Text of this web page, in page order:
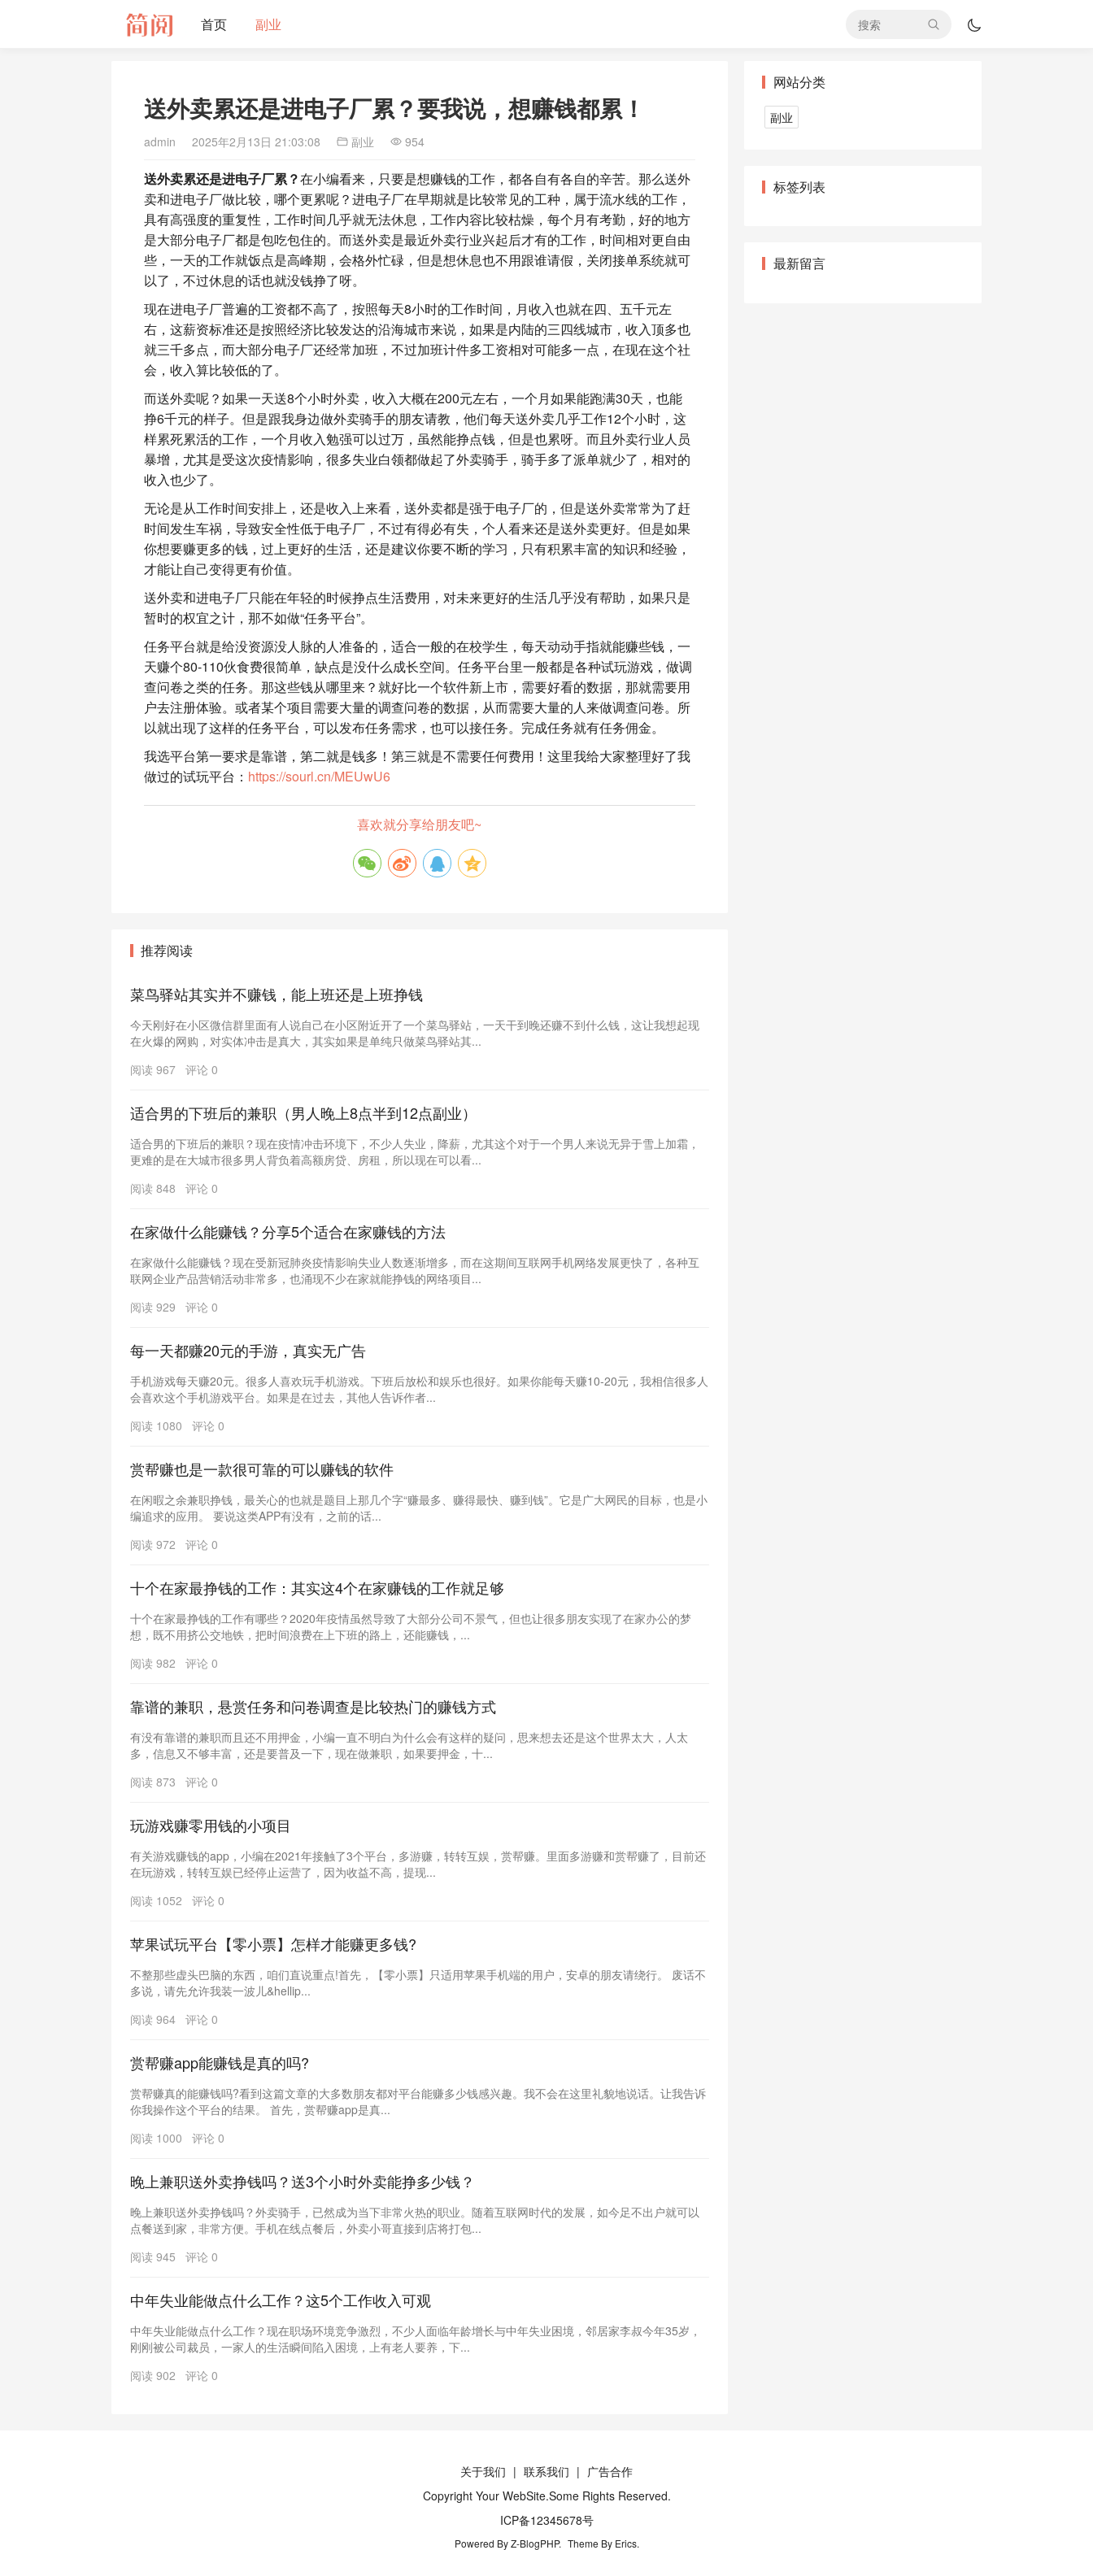
首页 副业
送外卖累还是进电子厂累？要我说，想赚钱都累！
admin 2025年2月13日 21:03:08 副业 954
送外卖累还是进电子厂累？在小编看来，只要是想赚钱的工作，都各自有各自的辛苦。那么送外
卖和进电子厂做比较，哪个更累呢？进电子厂在早期就是比较常见的工种，属于流水线的工作，
具有高强度的重复性，工作时间几乎就无法休息，工作内容比较枯燥，每个月有考勤，好的地方
是大部分电子厂都是包吃包住的。而送外卖是最近外卖行业兴起后才有的工作，时间相对更自由
些，一天的工作就饭点是高峰期，会格外忙碌，但是想休息也不用跟谁请假，关闭接单系统就可
以了，不过休息的话也就没钱挣了呀。
现在进电子厂普遍的工资都不高了，按照每天8小时的工作时间，月收入也就在四、五千元左
右，这薪资标准还是按照经济比较发达的沿海城市来说，如果是内陆的三四线城市，收入顶多也
就三千多点，而大部分电子厂还经常加班，不过加班计件多工资相对可能多一点，在现在这个社
会，收入算比较低的了。
而送外卖呢？如果一天送8个小时外卖，收入大概在200元左右，一个月如果能跑满30天，也能
挣6千元的样子。但是跟我身边做外卖骑手的朋友请教，他们每天送外卖几乎工作12个小时，这
样累死累活的工作，一个月收入勉强可以过万，虽然能挣点钱，但是也累呀。而且外卖行业人员
暴增，尤其是受这次疫情影响，很多失业白领都做起了外卖骑手，骑手多了派单就少了，相对的
收入也少了。
无论是从工作时间安排上，还是收入上来看，送外卖都是强于电子厂的，但是送外卖常常为了赶
时间发生车祸，导致安全性低于电子厂，不过有得必有失，个人看来还是送外卖更好。但是如果
你想要赚更多的钱，过上更好的生活，还是建议你要不断的学习，只有积累丰富的知识和经验，
才能让自己变得更有价值。
送外卖和进电子厂只能在年轻的时候挣点生活费用，对未来更好的生活几乎没有帮助，如果只是
暂时的权宜之计，那不如做“任务平台”。
任务平台就是给没资源没人脉的人准备的，适合一般的在校学生，每天动动手指就能赚些钱，一
天赚个80-110伙食费很简单，缺点是没什么成长空间。任务平台里一般都是各种试玩游戏，做调
查问卷之类的任务。那这些钱从哪里来？就好比一个软件新上市，需要好看的数据，那就需要用
户去注册体验。或者某个项目需要大量的调查问卷的数据，从而需要大量的人来做调查问卷。所
以就出现了这样的任务平台，可以发布任务需求，也可以接任务。完成任务就有任务佣金。
我选平台第一要求是靠谱，第二就是钱多！第三就是不需要任何费用！这里我给大家整理好了我
做过的试玩平台： https://sourl.cn/MEUwU6
喜欢就分享给朋友吧~
推荐阅读
菜鸟驿站其实并不赚钱，能上班还是上班挣钱
今天刚好在小区微信群里面有人说自己在小区附近开了一个菜鸟驿站，一天干到晚还赚不到什么钱，这让我想起现
在火爆的网购，对实体冲击是真大，其实如果是单纯只做菜鸟驿站其...
阅读 967 评论 0
适合男的下班后的兼职（男人晚上8点半到12点副业）
适合男的下班后的兼职？现在疫情冲击环境下，不少人失业，降薪，尤其这个对于一个男人来说无异于雪上加霜，
更难的是在大城市很多男人背负着高额房贷、房租，所以现在可以看...
阅读 848 评论 0
在家做什么能赚钱？分享5个适合在家赚钱的方法
在家做什么能赚钱？现在受新冠肺炎疫情影响失业人数逐渐增多，而在这期间互联网手机网络发展更快了，各种互
联网企业产品营销活动非常多，也涌现不少在家就能挣钱的网络项目...
阅读 929 评论 0
每一天都赚20元的手游，真实无广告
手机游戏每天赚20元。很多人喜欢玩手机游戏。下班后放松和娱乐也很好。如果你能每天赚10-20元，我相信很多人
会喜欢这个手机游戏平台。如果是在过去，其他人告诉作者...
阅读 1080 评论 0
赏帮赚也是一款很可靠的可以赚钱的软件
在闲暇之余兼职挣钱，最关心的也就是题目上那几个字“赚最多、赚得最快、赚到钱”。它是广大网民的目标，也是小
编追求的应用。 要说这类APP有没有，之前的话...
阅读 972 评论 0
十个在家最挣钱的工作：其实这4个在家赚钱的工作就足够
十个在家最挣钱的工作有哪些？2020年疫情虽然导致了大部分公司不景气，但也让很多朋友实现了在家办公的梦
想，既不用挤公交地铁，把时间浪费在上下班的路上，还能赚钱，...
阅读 982 评论 0
靠谱的兼职，悬赏任务和问卷调查是比较热门的赚钱方式
有没有靠谱的兼职而且还不用押金，小编一直不明白为什么会有这样的疑问，思来想去还是这个世界太大，人太
多，信息又不够丰富，还是要普及一下，现在做兼职，如果要押金，十...
阅读 873 评论 0
玩游戏赚零用钱的小项目
有关游戏赚钱的app，小编在2021年接触了3个平台，多游赚，转转互娱，赏帮赚。里面多游赚和赏帮赚了，目前还
在玩游戏，转转互娱已经停止运营了，因为收益不高，提现...
阅读 1052 评论 0
苹果试玩平台【零小票】怎样才能赚更多钱?
不整那些虚头巴脑的东西，咱们直说重点!首先，【零小票】只适用苹果手机端的用户，安卓的朋友请绕行。 废话不
多说，请先允许我装一波儿&hellip...
阅读 964 评论 0
赏帮赚app能赚钱是真的吗?
赏帮赚真的能赚钱吗?看到这篇文章的大多数朋友都对平台能赚多少钱感兴趣。我不会在这里礼貌地说话。让我告诉
你我操作这个平台的结果。 首先，赏帮赚app是真...
阅读 1000 评论 0
晚上兼职送外卖挣钱吗？送3个小时外卖能挣多少钱？
晚上兼职送外卖挣钱吗？外卖骑手，已然成为当下非常火热的职业。随着互联网时代的发展，如今足不出户就可以
点餐送到家，非常方便。手机在线点餐后，外卖小哥直接到店将打包...
阅读 945 评论 0
中年失业能做点什么工作？这5个工作收入可观
中年失业能做点什么工作？现在职场环境竞争激烈，不少人面临年龄增长与中年失业困境，邻居家李叔今年35岁，
刚刚被公司裁员，一家人的生活瞬间陷入困境，上有老人要养，下...
阅读 902 评论 0
网站分类
副业
标签列表
最新留言
关于我们 联系我们
广告合作
Copyright Your WebSite.Some Rights Reserved.
ICP备12345678号
Powered ByZ-BlogPHP. Theme By Erics.